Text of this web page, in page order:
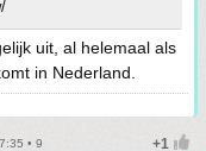
uit, al helemaal als
in Nederland.
• 9